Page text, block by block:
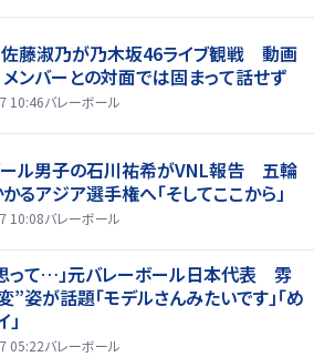
佐藤淑乃が乃木坂46ライブ観戦 動画
ンバーとの対面では固まって話せず
10:46バレーボール
ール男子の石川祐希がVNL報告 五輪
るアジア選手権へ「そしてここから」
10:08バレーボール
って…」元バレーボール日本代表 雰
”姿が話題「モデルさんみたいです」「め
05:22バレーボール